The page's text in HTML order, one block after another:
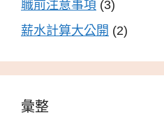
職前注意事項 (3)
薪水計算大公開 (2)
彙整